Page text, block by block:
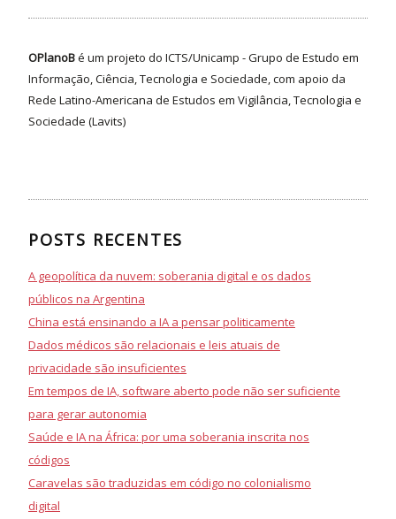
OPlanoBé um projeto do ICTS/Unicamp - Grupo de Estudo em
Informação, Ciência, Tecnologia e Sociedade, com apoio da
Rede Latino-Americana de Estudos em Vigilância, Tecnologia e
Sociedade (Lavits)
POSTS RECENTES
A geopolítica da nuvem: soberania digital e os dados
públicos na Argentina
China está ensinando a IA a pensar politicamente
Dados médicos são relacionais e leis atuais de
privacidade são insuficientes
Em tempos de IA, software aberto pode não ser suficiente
para gerar autonomia
Saúde e IA na África: por uma soberania inscrita nos
códigos
Caravelas são traduzidas em código no colonialismo
digital